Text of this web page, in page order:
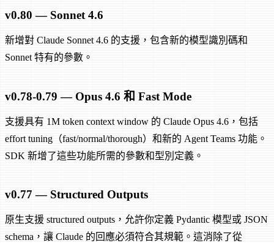
v0.80 — Sonnet 4.6
新增對 Claude Sonnet 4.6 的支援，包含新的模型識別碼和
Sonnet 特有的參數。
v0.78-0.79 — Opus 4.6 和 Fast Mode
支援具有 1M token context window 的 Claude Opus 4.6，包括
effort tuning（fast/normal/thorough）和新的 Agent Teams 功能。
SDK 新增了這些功能所需的參數和型別定義。
v0.77 — Structured Outputs
原生支援 structured outputs，允許你定義 Pydantic 模型或 JSON
schema，讓 Claude 的回應必須符合其規範。這消除了從